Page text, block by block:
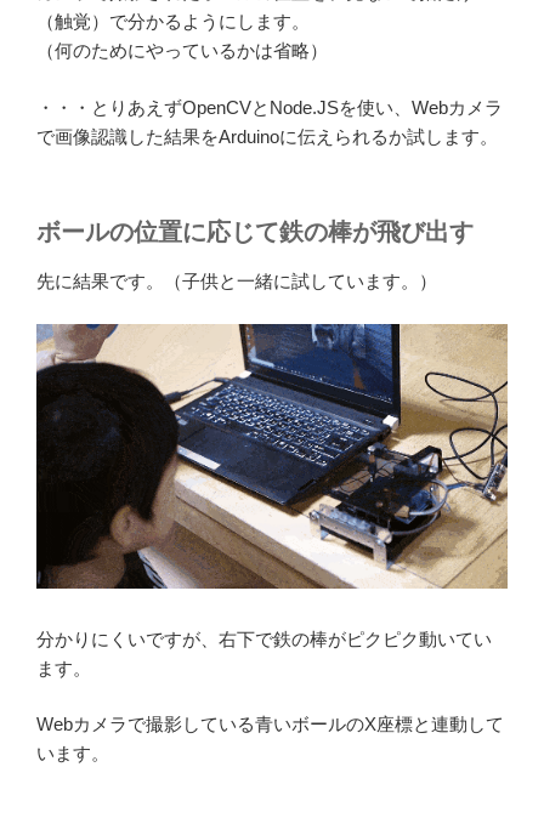
（触覚）で分かるようにします。
（何のためにやっているかは省略）
・・・とりあえずOpenCVとNode.JSを使い、Webカメラ
で画像認識した結果をArduinoに伝えられるか試します。
ボールの位置に応じて鉄の棒が飛び出す
先に結果です。（子供と一緒に試しています。）
分かりにくいですが、右下で鉄の棒がピクピク動いてい
ます。
Webカメラで撮影している青いボールのX座標と連動して
います。